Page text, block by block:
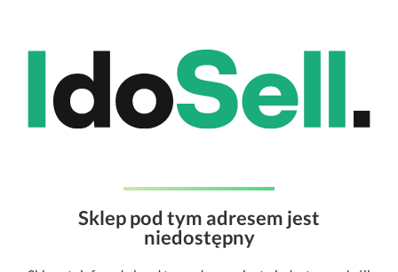
Sklep pod tym adresem jest
niedostępny